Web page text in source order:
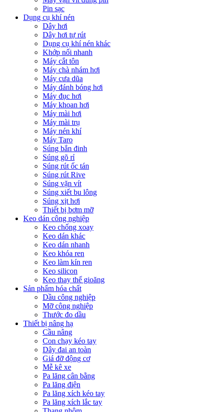
Pin sạc
Dụng cụ khí nén
Dây hơi
Dây hơi tự rút
Dụng cụ khí nén khác
Khớp nối nhanh
Máy cắt tôn
Máy chà nhám hơi
Máy cưa dũa
Máy đánh bóng hơi
Máy đục hơi
Máy khoan hơi
Máy mài hơi
Máy mài trụ
Máy nén khí
Máy Taro
Súng bắn đinh
Súng gõ rỉ
Súng rút ốc tán
Súng rút Rive
Súng vặn vít
Súng xiết bu lông
Súng xịt hơi
Thiết bị bơm mỡ
Keo dán công nghiệp
Keo chống xoay
Keo dán khác
Keo dán nhanh
Keo khóa ren
Keo làm kín ren
Keo silicon
Keo thay thế gioăng
Sản phẩm hóa chất
Dầu công nghiệp
Mỡ công nghiệp
Thước đo dầu
Thiết bị nâng hạ
Cầu nâng
Con chạy kéo tay
Dây đai an toàn
Giá đỡ động cơ
Mễ kê xe
Pa lăng cân bằng
Pa lăng điện
Pa lăng xích kéo tay
Pa lăng xích lắc tay